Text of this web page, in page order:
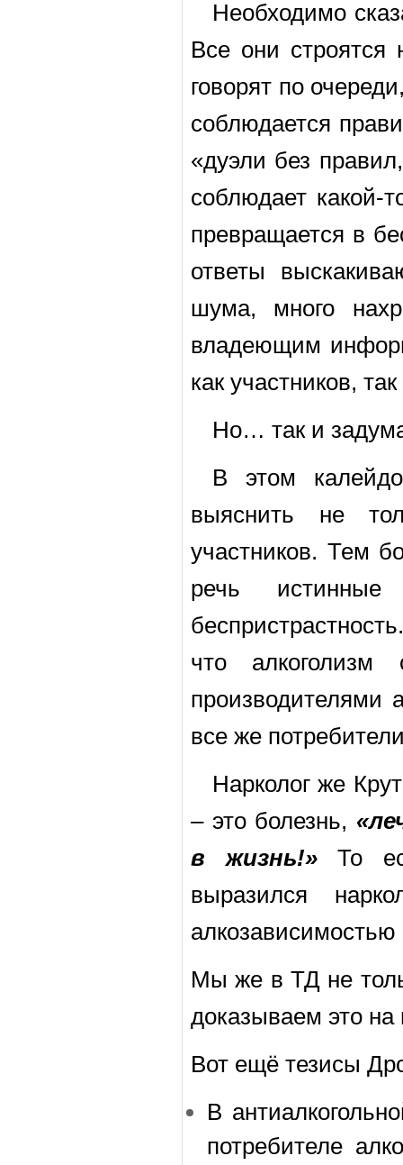
Необходимо
Все они строятся
говорят по
соблюдается
«дуэли без
соблюдает какой-
превращается в
ответы
шума, много
владеющим
как участников,
Но… так и
В этом
выяснить не
участников. Тем
речь
что алкоголизм
производителями
все же
Нарколог же
– это болезнь,
в жизнь!»То
выразился
Мы же в ТД не
доказываем это на
Вот ещё тезисы
В
потребителе